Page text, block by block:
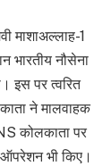
माशाअल्लाह-1
भारतीय नौसेना
इस पर त्वरित
ने मालवाहक
कोलकाता पर
भी किए।